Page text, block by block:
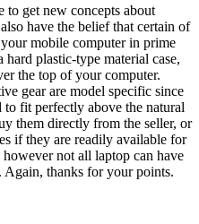
to get new concepts about
have the belief that certain of
mobile computer in prime
plastic-type material case,
the top of your computer.
gear are model specific since
to fit perfectly above the natural
them directly from the seller, or
if they are readily available for
not all laptop can have
Again, thanks for your points.